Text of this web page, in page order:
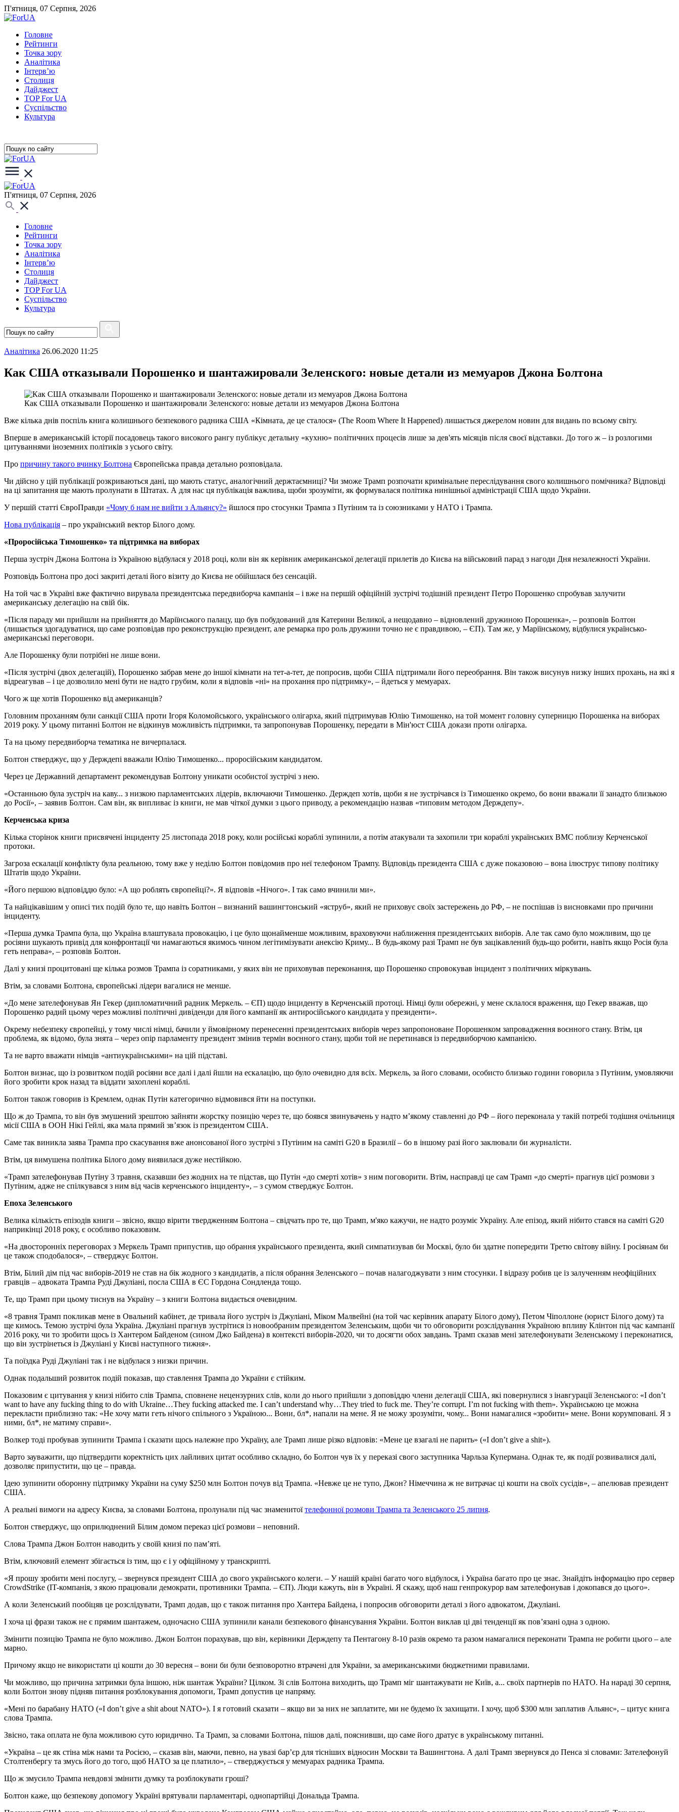
П'ятниця, 07 Серпня, 2026
Головне
Рейтинги
Точка зору
Аналітика
Інтерв’ю
Столиця
Дайджест
TOP For UA
Суспiльство
Культура
П'ятниця, 07 Серпня, 2026
Головне
Рейтинги
Точка зору
Аналітика
Інтерв’ю
Столиця
Дайджест
TOP For UA
Суспiльство
Культура
Аналітика 26.06.2020 11:25
Как США отказывали Порошенко и шантажировали Зеленского: новые детали из мемуаров Джона Болтона
Как США отказывали Порошенко и шантажировали Зеленского: новые детали из мемуаров Джона Болтона
Вже кілька днів поспіль книга колишнього безпекового радника США «Кімната, де це сталося» (The Room Where It Happened) лишається джерелом новин для видань по всьому світу.
Вперше в американській історії посадовець такого високого рангу публікує детальну «кухню» політичних процесів лише за дев'ять місяців після своєї відставки. До того ж – із розлогими
цитуваннями іноземних політиків з усього світу.
Про причину такого вчинку Болтона Європейська правда детально розповідала.
Чи дійсно у цій публікації розкриваються дані, що мають статус, аналогічний держтаємниці? Чи зможе Трамп розпочати кримінальне переслідування свого колишнього помічника? Відповіді
на ці запитання ще мають пролунати в Штатах. А для нас ця публікація важлива, щоби зрозуміти, як формувалася політика нинішньої адміністрації США щодо України.
У першій статті ЄвроПравди «Чому б нам не вийти з Альянсу?» йшлося про стосунки Трампа з Путіним та із союзниками у НАТО і Трампа.
Нова публікація – про український вектор Білого дому.
«Проросійська Тимошенко» та підтримка на виборах
Перша зустріч Джона Болтона із Україною відбулася у 2018 році, коли він як керівник американської делегації прилетів до Києва на військовий парад з нагоди Дня незалежності України.
Розповідь Болтона про досі закриті деталі його візиту до Києва не обійшлася без сенсацій.
На той час в Україні вже фактично вирувала президентська передвиборча кампанія – і вже на першій офіційній зустрічі тодішній президент Петро Порошенко спробував залучити
американську делегацію на свій бік.
«Після параду ми прийшли на прийняття до Маріїнського палацу, що був побудований для Катерини Великої, а нещодавно – відновлений дружиною Порошенка», – розповів Болтон
(лишається здогадуватися, що саме розповідав про реконструкцію президент, але ремарка про роль дружини точно не є правдивою, – ЄП). Там же, у Маріїнському, відбулися українсько-
американські переговори.
Але Порошенку були потрібні не лише вони.
«Після зустрічі (двох делегацій), Порошенко забрав мене до іншої кімнати на тет-а-тет, де попросив, щоби США підтримали його переобрання. Він також висунув низку інших прохань, на які я
відреагував – і це дозволило мені бути не надто грубим, коли я відповів «ні» на прохання про підтримку», – йдеться у мемуарах.
Чого ж ще хотів Порошенко від американців?
Головним проханням були санкції США проти Ігоря Коломойського, українського олігарха, який підтримував Юлію Тимошенко, на той момент головну суперницю Порошенка на виборах
2019 року. У цьому питанні Болтон не відкинув можливість підтримки, та запропонував Порошенку, передати в Мін'юст США докази проти олігарха.
Та на цьому передвиборча тематика не вичерпалася.
Болтон стверджує, що у Держдепі вважали Юлію Тимошенко... проросійським кандидатом.
Через це Державний департамент рекомендував Болтону уникати особистої зустрічі з нею.
«Останньою була зустріч на каву... з низкою парламентських лідерів, включаючи Тимошенко. Держдеп хотів, щоби я не зустрічався із Тимошенко окремо, бо вони вважали її занадто близькою
до Росії», – заявив Болтон. Сам він, як випливає із книги, не мав чіткої думки з цього приводу, а рекомендацію назвав «типовим методом Держдепу».
Керченська криза
Кілька сторінок книги присвячені інциденту 25 листопада 2018 року, коли російські кораблі зупинили, а потім атакували та захопили три кораблі українських ВМС поблизу Керченської
протоки.
Загроза ескалації конфлікту була реальною, тому вже у неділю Болтон повідомив про неї телефоном Трампу. Відповідь президента США є дуже показовою – вона ілюструє типову політику
Штатів щодо України.
«Його першою відповіддю було: «А що роблять європейці?». Я відповів «Нічого». І так само вчинили ми».
Та найцікавішим у описі тих подій було те, що навіть Болтон – визнаний вашингтонський «яструб», який не приховує своїх застережень до РФ, – не поспішав із висновками про причини
інциденту.
«Перша думка Трампа була, що Україна влаштувала провокацію, і це було щонайменше можливим, враховуючи наближення президентських виборів. Але так само було можливим, що це
росіяни шукають привід для конфронтації чи намагаються якимось чином легітимізувати анексію Криму... В будь-якому разі Трамп не був зацікавлений будь-що робити, навіть якщо Росія була
геть неправа», – розповів Болтон.
Далі у книзі процитовані ще кілька розмов Трампа із соратниками, у яких він не приховував переконання, що Порошенко спровокував інцидент з політичних міркувань.
Втім, за словами Болтона, європейські лідери вагалися не менше.
«До мене зателефонував Ян Гекер (дипломатичний радник Меркель. – ЄП) щодо інциденту в Керченській протоці. Німці були обережні, у мене склалося враження, що Гекер вважав, що
Порошенко радий цьому через можливі політичні дивіденди для його кампанії як антиросійського кандидата у президенти».
Окрему небезпеку європейці, у тому числі німці, бачили у ймовірному перенесенні президентських виборів через запропоноване Порошенком запровадження воєнного стану. Втім, ця
проблема, як відомо, була знята – через опір парламенту президент змінив термін воєнного стану, щоби той не перетинався із передвиборчою кампанією.
Та не варто вважати німців «антиукраїнськими» на цій підставі.
Болтон визнає, що із розвитком подій росіяни все далі і далі йшли на ескалацію, що було очевидно для всіх. Меркель, за його словами, особисто близько години говорила з Путіним, умовляючи
його зробити крок назад та віддати захоплені кораблі.
Болтон також говорив із Кремлем, однак Путін категорично відмовився йти на поступки.
Що ж до Трампа, то він був змушений зрештою зайняти жорстку позицію через те, що боявся звинувачень у надто м’якому ставленні до РФ – його переконала у такій потребі тодішня очільниця
місії США в ООН Нікі Гейлі, яка мала прямий зв’язок із президентом США.
Саме так виникла заява Трампа про скасування вже анонсованої його зустрічі з Путіним на саміті G20 в Бразилії – бо в іншому разі його заклювали би журналісти.
Втім, ця вимушена політика Білого дому виявилася дуже нестійкою.
«Трамп зателефонував Путіну 3 травня, сказавши без жодних на те підстав, що Путін «до смерті хотів» з ним поговорити. Втім, насправді це сам Трамп «до смерті» прагнув цієї розмови з
Путіним, адже не спілкувався з ним від часів керченського інциденту», – з сумом стверджує Болтон.
Епоха Зеленського
Велика кількість епізодів книги – звісно, якщо вірити твердженням Болтона – свідчать про те, що Трамп, м'яко кажучи, не надто розуміє Україну. Але епізод, який нібито стався на саміті G20
наприкінці 2018 року, є особливо показовим.
«На двосторонніх переговорах з Меркель Трамп припустив, що обрання українського президента, який симпатизував би Москві, було би здатне попередити Третю світову війну. І росіянам би
це також сподобалося», – стверджує Болтон.
Втім, Білий дім під час виборів-2019 не став на бік жодного з кандидатів, а після обрання Зеленського – почав налагоджувати з ним стосунки. І відразу робив це із залученням неофіційних
гравців – адвоката Трампа Руді Джуліані, посла США в ЄС Гордона Сондленда тощо.
Те, що Трамп при цьому тиснув на Україну – з книги Болтона видається очевидним.
«8 травня Трамп покликав мене в Овальний кабінет, де тривала його зустріч із Джуліані, Міком Малвейні (на той час керівник апарату Білого дому), Петом Чіполлоне (юрист Білого дому) та
ще кимось. Темою зустрічі була Україна. Джуліані прагнув зустрітися із новообраним президентом Зеленським, щоби чи то обговорити розслідування Україною впливу Клінтон під час кампанії
2016 року, чи то зробити щось із Хантером Байденом (сином Джо Байдена) в контексті виборів-2020, чи то досягти обох завдань. Трамп сказав мені зателефонувати Зеленському і переконатися,
що він зустрінеться із Джуліані у Києві наступного тижня».
Та поїздка Руді Джуліані так і не відбулася з низки причин.
Однак подальший розвиток подій показав, що ставлення Трампа до України є стійким.
Показовим є цитування у книзі нібито слів Трампа, сповнене нецензурних слів, коли до нього прийшли з доповіддю члени делегації США, які повернулися з інавгурації Зеленського: «I don’t
want to have any fucking thing to do with Ukraine…They fucking attacked me. I can’t understand why…They tried to fuck me. They’re corrupt. I’m not fucking with them». Українською це можна
перекласти приблизно так: «Не хочу мати геть нічого спільного з Україною... Вони, бл*, напали на мене. Я не можу зрозуміти, чому... Вони намагалися «зробити» мене. Вони корумповані. Я з
ними, бл*, не матиму справи».
Волкер тоді пробував зупинити Трампа і сказати щось належне про Україну, але Трамп лише різко відповів: «Мене це взагалі не парить» («I don’t give a shit»).
Варто зауважити, що підтвердити коректність цих лайливих цитат особливо складно, бо Болтон чув їх у переказі свого заступника Чарльза Купермана. Однак те, як події розвивалися далі,
дозволяє припустити, що це – правда.
Ідею зупинити оборонну підтримку України на суму $250 млн Болтон почув від Трампа. «Невже це не тупо, Джон? Німеччина ж не витрачає ці кошти на своїх сусідів», – апелював президент
США.
А реальні вимоги на адресу Києва, за словами Болтона, пролунали під час знаменитоїтелефонної розмови Трампа та Зеленського 25 липня.
Болтон стверджує, що оприлюднений Білим домом переказ цієї розмови – неповний.
Слова Трампа Джон Болтон наводить у своїй книзі по пам’яті.
Втім, ключовий елемент збігається із тим, що є і у офіційному у транскрипті.
«Я прошу зробити мені послугу, – звернувся президент США до свого українського колеги. – У нашій країні багато чого відбулося, і Україна багато про це знає. Знайдіть інформацію про сервер
CrowdStrike (IT-компанія, з якою працювали демократи, противники Трампа. – ЄП). Люди кажуть, він в Україні. Я скажу, щоб наш генпрокурор вам зателефонував і докопався до цього».
А коли Зеленський пообіцяв це розслідувати, Трамп додав, що є також питання про Хантера Байдена, і попросив обговорити деталі з його адвокатом, Джуліані.
І хоча ці фрази також не є прямим шантажем, одночасно США зупинили канали безпекового фінансування України. Болтон виклав ці дві тенденції як пов’язані одна з одною.
Змінити позицію Трампа не було можливо. Джон Болтон порахував, що він, керівники Держдепу та Пентагону 8-10 разів окремо та разом намагалися переконати Трампа не робити цього – але
марно.
Причому якщо не використати ці кошти до 30 вересня – вони би були безповоротно втрачені для України, за американськими бюджетними правилами.
Чи можливо, що причина затримки була іншою, ніж шантаж України? Цілком. Зі слів Болтона виходить, що Трамп міг шантажувати не Київ, а... своїх партнерів по НАТО. На нараді 30 серпня,
коли Болтон знову підняв питання розблокування допомоги, Трамп допустив це напряму.
«Мені по барабану НАТО («I don’t give a shit about NATO»). І я готовий сказати – якщо ви за них не заплатите, ми не будемо їх захищати. І хочу, щоб $300 млн заплатив Альянс», – цитує книга
слова Трампа.
Звісно, така оплата не була можливою суто юридично. Та Трамп, за словами Болтона, пішов далі, пояснивши, що саме його дратує в українському питанні.
«Україна – це як стіна між нами та Росією, – сказав він, маючи, певно, на увазі бар’єр для тісніших відносин Москви та Вашингтона. А далі Трамп звернувся до Пенса зі словами: Зателефонуй
Столтенбергу та змусь його до того, щоб НАТО за це платило», – стверджується у мемуарах радника Трампа.
Що ж змусило Трампа невдовзі змінити думку та розблокувати гроші?
Болтон каже, що безпекову допомогу Україні врятували парламентарі, однопартійці Дональда Трампа.